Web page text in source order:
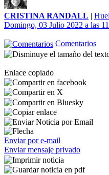
CRISTINA RANDALL |
Domingo, 03 Julio 2022 a las
Comentarios
Enlace copiado
Enviar por e-mail
Enviar mensaje privado